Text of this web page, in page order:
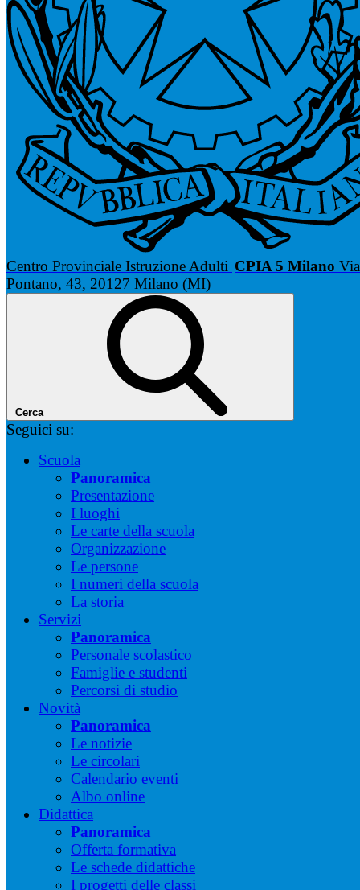
Centro Provinciale Istruzione Adulti CPIA 5 Milano Via
Pontano, 43, 20127 Milano (MI)
Cerca
Seguici su:
Scuola
Panoramica
Presentazione
I luoghi
Le carte della scuola
Organizzazione
Le persone
I numeri della scuola
La storia
Servizi
Panoramica
Personale scolastico
Famiglie e studenti
Percorsi di studio
Novità
Panoramica
Le notizie
Le circolari
Calendario eventi
Albo online
Didattica
Panoramica
Offerta formativa
Le schede didattiche
I progetti delle classi